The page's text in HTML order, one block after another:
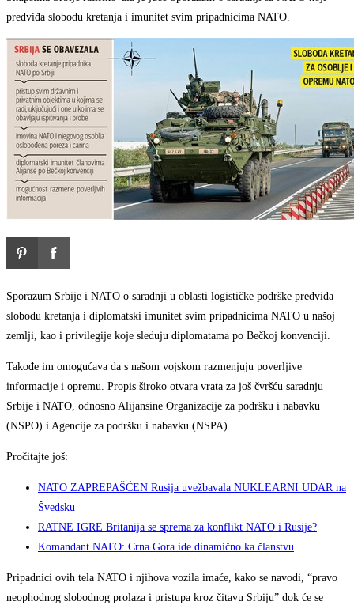
predviđa slobodu kretanja i imunitet svim pripadnicima NATO.
Sporazum Srbije i NATO o saradnji u oblasti logističke podrške predviđa
slobodu kretanja i diplomatski imunitet svim pripadnicima NATO u našoj
zemlji, kao i privilegije koje sleduju diplomatama po Bečkoj konvenciji.
Takođe im omogućava da s našom vojskom razmenjuju poverljive
informacije i opremu. Propis široko otvara vrata za još čvršću saradnju
Srbije i NATO, odnosno Alijansine Organizacije za podršku i nabavku
(NSPO) i Agencije za podršku i nabavku (NSPA).
Pročitajte još:
NATO ZAPREPAŠĆEN Rusija uvežbavala NUKLEARNI UDAR na
Švedsku
RATNE IGRE Britanija se sprema za konflikt NATO i Rusije?
Komandant NATO: Crna Gora ide dinamično ka članstvu
Pripadnici ovih tela NATO i njihova vozila imaće, kako se navodi, “pravo
neophodnog slobodnog prolaza i pristupa kroz čitavu Srbiju” dok će se